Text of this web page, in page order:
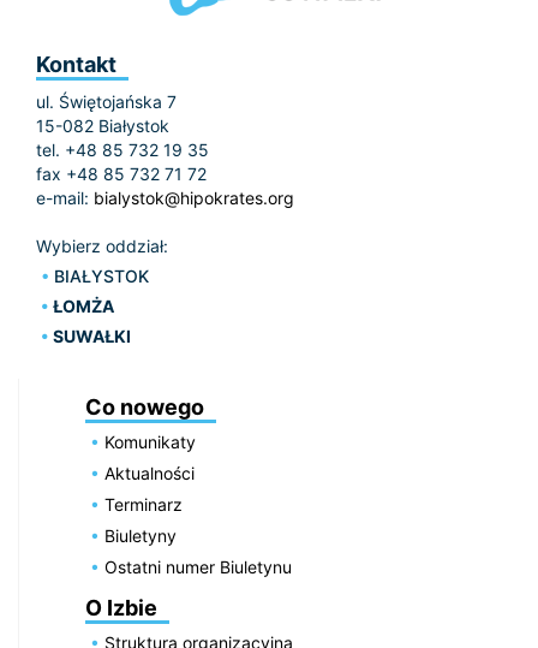
Kontakt
ul. Świętojańska 7
15-082 Białystok
tel. +48 85 732 19 35
fax +48 85 732 71 72
e-mail: bialystok@hipokrates.org
Wybierz oddział:
BIAŁYSTOK
ŁOMŻA
SUWAŁKI
Co nowego
Komunikaty
Aktualności
Terminarz
Biuletyny
Ostatni numer Biuletynu
O Izbie
Struktura organizacyjna